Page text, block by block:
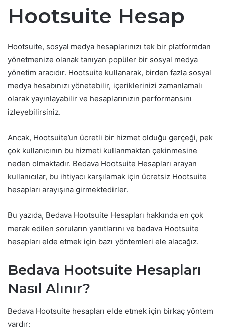
Hootsuite Hesap
Hootsuite, sosyal medya hesaplarınızı tek bir platformdan
yönetmenize olanak tanıyan popüler bir sosyal medya
yönetim aracıdır. Hootsuite kullanarak, birden fazla sosyal
medya hesabınızı yönetebilir, içeriklerinizi zamanlamalı
olarak yayınlayabilir ve hesaplarınızın performansını
izleyebilirsiniz.
Ancak, Hootsuite’un ücretli bir hizmet olduğu gerçeği, pek
çok kullanıcının bu hizmeti kullanmaktan çekinmesine
neden olmaktadır. Bedava Hootsuite Hesapları arayan
kullanıcılar, bu ihtiyacı karşılamak için ücretsiz Hootsuite
hesapları arayışına girmektedirler.
Bu yazıda, Bedava Hootsuite Hesapları hakkında en çok
merak edilen soruların yanıtlarını ve bedava Hootsuite
hesapları elde etmek için bazı yöntemleri ele alacağız.
Bedava Hootsuite Hesapları
Nasıl Alınır?
Bedava Hootsuite hesapları elde etmek için birkaç yöntem
vardır: